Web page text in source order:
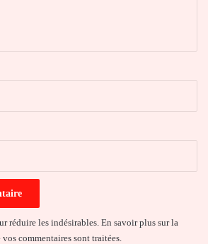
réduire les indésirables. En savoir plus sur la
commentaires sont traitées